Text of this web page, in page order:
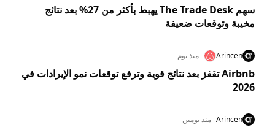
سهم The Trade Desk يهبط بأكثر من 27% بعد نتائج
مخيبة وتوقعات ضعيفة
Arincen منذ يوم
Airbnb تقفز بعد نتائج قوية وترفع توقعات نمو الإيرادات في
2026
Arincen منذ يومين